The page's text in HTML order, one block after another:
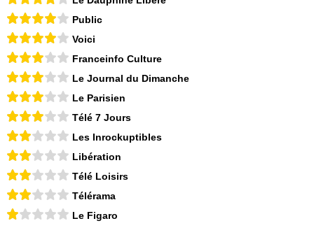
Public
Voici
Franceinfo Culture
Le Journal du Dimanche
Le Parisien
Télé 7 Jours
Les Inrockuptibles
Libération
Télé Loisirs
Télérama
Le Figaro